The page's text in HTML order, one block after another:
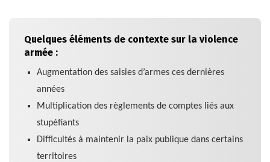
Quelques éléments de contexte sur la violence
armée :
Augmentation des saisies d’armes ces dernières
années
Multiplication des règlements de comptes liés aux
stupéfiants
Difficultés à maintenir la paix publique dans certains
territoires